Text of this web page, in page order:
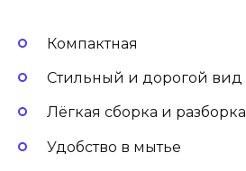
Компактная
Стильный и дорогой вид
Лёгкая сборка и разборка
Удобство в мытье